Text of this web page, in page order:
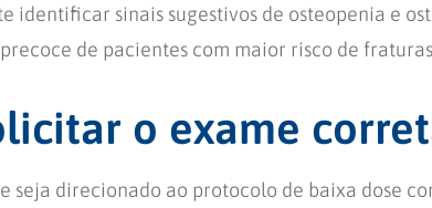
identificar sinais sugestivos de osteopenia e
de pacientes com maior risco de
o exame
seja direcionado ao protocolo de baixa dose